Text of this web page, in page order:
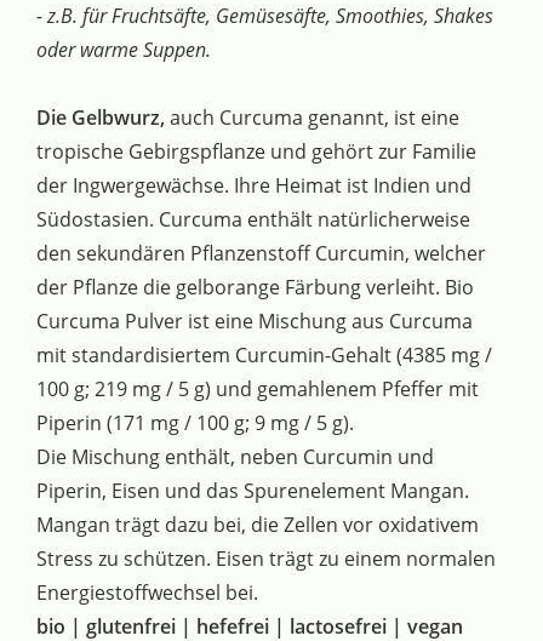
- z.B. für Fruchtsäfte, Gemüsesäfte, Smoothies, Shakes
oder warme Suppen.
Die Gelbwurz, auch Curcuma genannt, ist eine
tropische Gebirgspflanze und gehört zur Familie
der Ingwergewächse. Ihre Heimat ist Indien und
Südostasien. Curcuma enthält natürlicherweise
den sekundären Pflanzenstoff Curcumin, welcher
der Pflanze die gelborange Färbung verleiht. Bio
Curcuma Pulver ist eine Mischung aus Curcuma
mit standardisiertem Curcumin-Gehalt (4385 mg /
100 g; 219 mg / 5 g) und gemahlenem Pfeffer mit
Piperin (171 mg / 100 g; 9 mg / 5 g).
Die Mischung enthält, neben Curcumin und
Piperin, Eisen und das Spurenelement Mangan.
Mangan trägt dazu bei, die Zellen vor oxidativem
Stress zu schützen. Eisen trägt zu einem normalen
Energiestoffwechsel bei.
bio | glutenfrei | hefefrei | lactosefrei | vegan